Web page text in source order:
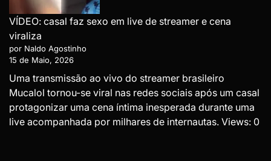
VÍDEO: casal faz sexo em live de streamer e cena
viraliza
por Naldo Agostinho
15 de Maio, 2026
Uma transmissão ao vivo do streamer brasileiro
Mucalol tornou-se viral nas redes sociais após um casal
protagonizar uma cena íntima inesperada durante uma
live acompanhada por milhares de internautas. Views: 0